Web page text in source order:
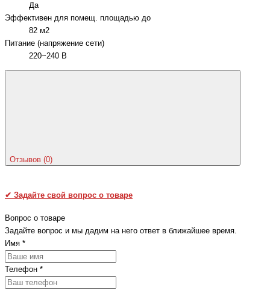
Да
Эффективен для помещ. площадью до
82 м2
Питание (напряжение сети)
220~240 В
Отзывов (0)
✔ Задайте свой вопрос о товаре
Вопрос о товаре
Задайте вопрос и мы дадим на него ответ в ближайшее время.
Имя *
Телефон *